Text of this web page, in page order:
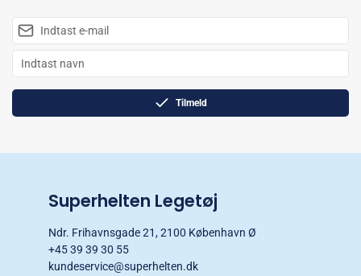
Tilmeld
Superhelten Legetøj
Ndr. Frihavnsgade 21, 2100 København Ø
+45 39 39 30 55
kundeservice@superhelten.dk